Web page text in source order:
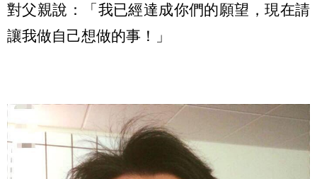
對父親說：「我已經達成你們的願望，現在請
讓我做自己想做的事！」